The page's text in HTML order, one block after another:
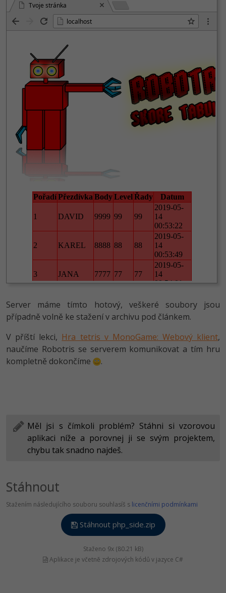
Tvoje stránka
localhost
Server máme tímto hotový, veškeré soubory jsou
případně volně ke stažení v archivu pod článkem.
V příští lekci, Hra tetris v MonoGame: Webový klient,
naučíme Robotris se serverem komunikovat a tím hru
kompletně dokončíme
.
Měl jsi s čímkoli problém? Stáhni si vzorovou
aplikaci níže a porovnej ji se svým projektem,
chybu tak snadno najdeš.
Stáhnout
Stažením následujícího souboru souhlasíš s licenčními podmínkami
Stáhnout php_side.zip
Staženo 9x (80.21 kB)
Aplikace je včetně zdrojových kódů v jazyce C#